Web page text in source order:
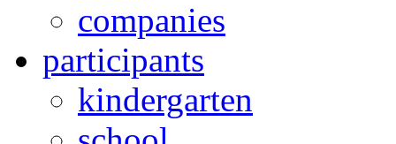
companies
participants
kindergarten